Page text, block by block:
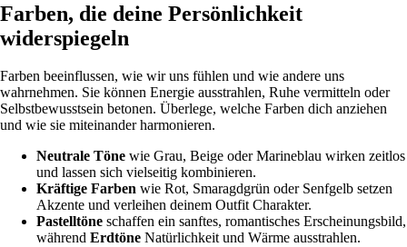
Farben, die deine Persönlichkeit
widerspiegeln
Farben beeinflussen, wie wir uns fühlen und wie andere uns
wahrnehmen. Sie können Energie ausstrahlen, Ruhe vermitteln oder
Selbstbewusstsein betonen. Überlege, welche Farben dich anziehen
und wie sie miteinander harmonieren.
Neutrale Töne wie Grau, Beige oder Marineblau wirken zeitlos
und lassen sich vielseitig kombinieren.
Kräftige Farben wie Rot, Smaragdgrün oder Senfgelb setzen
Akzente und verleihen deinem Outfit Charakter.
Pastelltöne schaffen ein sanftes, romantisches Erscheinungsbild,
während Erdtöne Natürlichkeit und Wärme ausstrahlen.